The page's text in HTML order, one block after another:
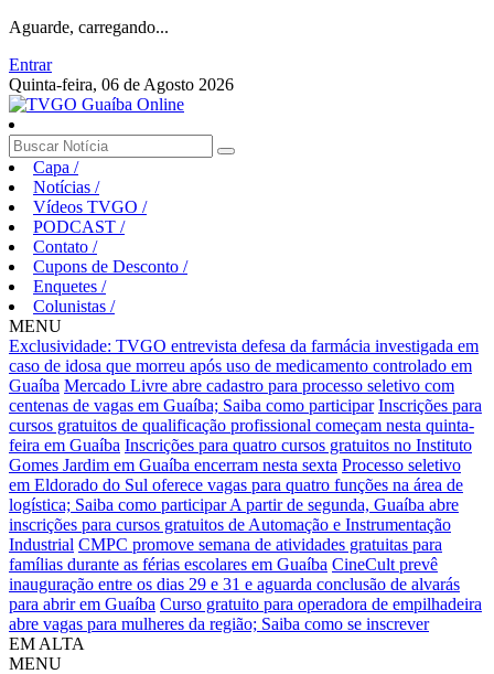
Aguarde, carregando...
Entrar
Quinta-feira, 06 de Agosto 2026
Capa /
Notícias /
Vídeos TVGO /
PODCAST /
Contato /
Cupons de Desconto /
Enquetes /
Colunistas /
MENU
Exclusividade: TVGO entrevista defesa da farmácia investigada em
caso de idosa que morreu após uso de medicamento controlado em
Guaíba Mercado Livre abre cadastro para processo seletivo com
centenas de vagas em Guaíba; Saiba como participar Inscrições para
cursos gratuitos de qualificação profissional começam nesta quinta-
feira em Guaíba Inscrições para quatro cursos gratuitos no Instituto
Gomes Jardim em Guaíba encerram nesta sexta Processo seletivo
em Eldorado do Sul oferece vagas para quatro funções na área de
logística; Saiba como participarA partir de segunda, Guaíba abre
inscrições para cursos gratuitos de Automação e Instrumentação
Industrial CMPC promove semana de atividades gratuitas para
famílias durante as férias escolares em Guaíba CineCult prevê
inauguração entre os dias 29 e 31 e aguarda conclusão de alvarás
para abrir em Guaíba Curso gratuito para operadora de empilhadeira
abre vagas para mulheres da região; Saiba como se inscrever
EM ALTA
MENU